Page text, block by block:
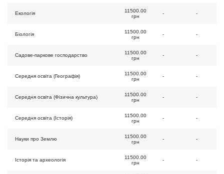
Екологія
11500.00
грн
- -
Біологія
11500.00
грн
- -
Садове-паркове господарство
11500.00
грн
- -
Середня освіта (Географія)
11500.00
грн
- -
Середня освіта (Фізична культура)
11500.00
грн
- -
Середня освіта (Історія)
11500.00
грн
- -
Науки про Землю
11500.00
грн
- -
Історія та археологія
11500.00
грн
- -